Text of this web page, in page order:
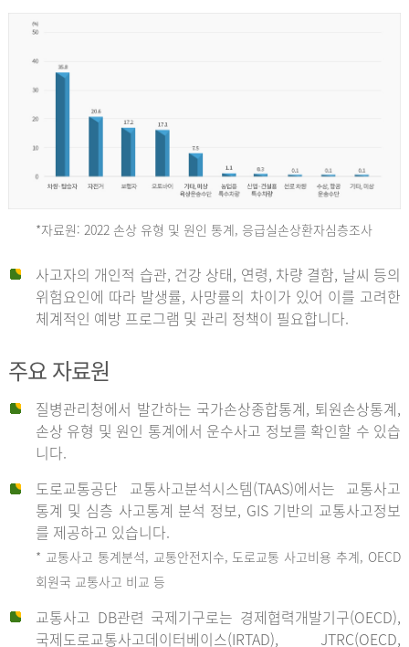
사
*자료원: 2022 손상 유형 및 원인 통계, 응급실손상환자심층조사
사고자의 개인적 습관, 건강 상태, 연령, 차량 결함, 날씨 등의
위험요인에 따라 발생률, 사망률의 차이가 있어 이를 고려한
체계적인 예방 프로그램 및 관리 정책이 필요합니다.
주요 자료원
질병관리청에서 발간하는 국가손상종합통계, 퇴원손상통계,
손상 유형 및 원인 통계에서 운수사고 정보를 확인할 수 있습
니다.
도로교통공단 교통사고분석시스템(TAAS)에서는 교통사고
통계 및 심층 사고통계 분석 정보, GIS 기반의 교통사고정보
를 제공하고 있습니다.
* 교통사고 통계분석, 교통안전지수, 도로교통 사고비용 추계, OECD
회원국 교통사고 비교 등
교통사고 DB관련 국제기구로는 경제협력개발기구(OECD),
국제도로교통사고데이터베이스(IRTAD), JTRC(OECD,